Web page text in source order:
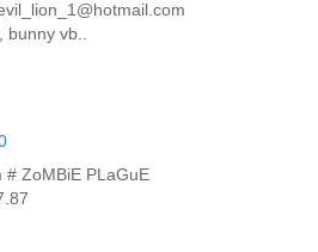
bunny vb..
# ZoMBiE PLaGuE